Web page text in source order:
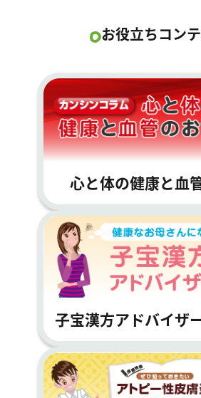
お役立ちコン
心と体の健康と血
子宝漢方アドバイザ